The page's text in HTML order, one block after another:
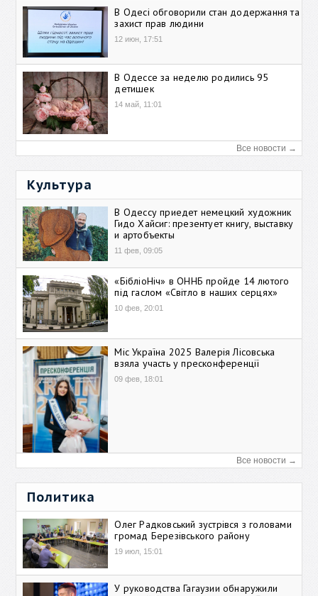
В Одесі обговорили стан додержання та
захист прав людини
12 июн, 17:51
В Одессе за неделю родились 95
детишек
14 май, 11:01
Все новости →
Культура
В Одессу приедет немецкий художник
Гидо Хайсиг: презентует книгу, выставку
и артобъекты
11 фев, 09:05
«БібліоНіч» в ОННБ пройде 14 лютого
під гаслом «Світло в наших серцях»
10 фев, 20:01
Міс Україна 2025 Валерія Лісовська
взяла участь у пресконференції
09 фев, 18:01
Все новости →
Политика
Олег Радковський зустрівся з головами
громад Березівського району
19 июл, 15:01
У руководства Гагаузии обнаружили